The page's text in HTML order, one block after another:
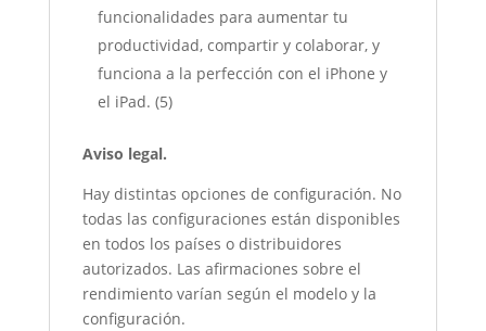
funcionalidades para aumentar tu
productividad, compartir y colaborar, y
funciona a la perfección con el iPhone y
el iPad. (5)
Aviso legal.
Hay distintas opciones de configuración. No
todas las configuraciones están disponibles
en todos los países o distribuidores
autorizados. Las afirmaciones sobre el
rendimiento varían según el modelo y la
configuración.